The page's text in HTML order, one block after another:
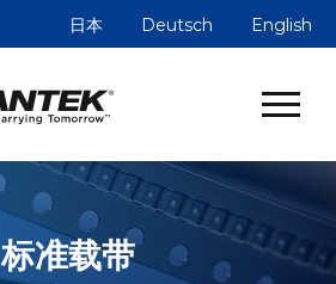
日本 Deutsch English
标准载带